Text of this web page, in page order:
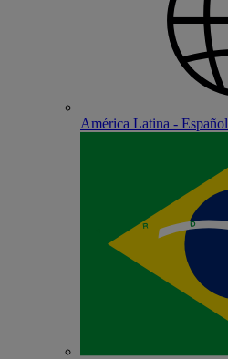
América Latina - Español